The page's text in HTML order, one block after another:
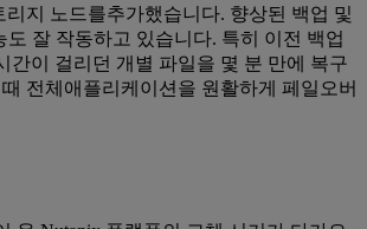
리지 노드를추가했습니다. 향상된 백업 및
도 잘 작동하고 있습니다. 특히 이전 백업
간이 걸리던 개별 파일을 몇 분 만에 복구
전체애플리케이션을 원활하게 페일오버